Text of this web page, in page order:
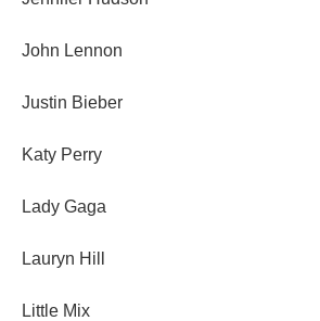
John Lennon
Justin Bieber
Katy Perry
Lady Gaga
Lauryn Hill
Little Mix